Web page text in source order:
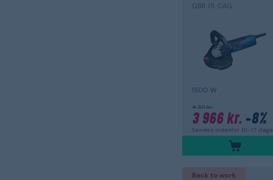
GBR 15 CAG
1500 W
4 311 kr.
3 966 kr. -8%
Sendes indenfor 10-17 dage
Back to work